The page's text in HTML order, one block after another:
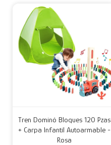
Tren Dominó Bloques 120 Pzas
+ Carpa Infantil Autoarmable -
Rosa